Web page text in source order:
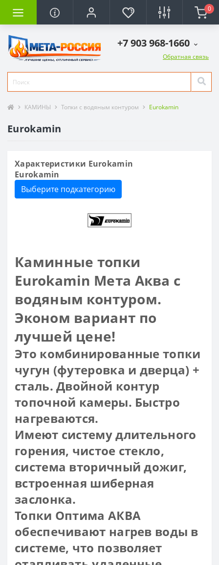
0
+7 903 968-1660
Обратная связь
КАМИНЫ Топки с водяным контуром Eurokamin
Eurokamin
Характеристики Eurokamin
Eurokamin
Выберите подкатегорию
Каминные топки
Eurokamin Мета Аква с
водяным контуром.
Эконом вариант по
лучшей цене!
Это комбинированные топки
чугун (футеровка и дверца) +
сталь. Двойной контур
топочной камеры. Быстро
нагреваются.
Имеют систему длительного
горения, чистое стекло,
система вторичный дожиг,
встроенная шиберная
заслонка.
Топки Оптима АКВА
обеспечивают нагрев воды в
системе, что позволяет